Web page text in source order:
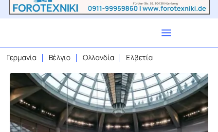
Γερμανία Βέλγιο Ολλανδία Ελβετία